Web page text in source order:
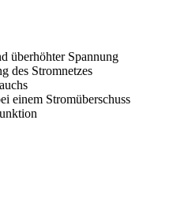
überhöhter Spannung
des Stromnetzes
einem Stromüberschuss